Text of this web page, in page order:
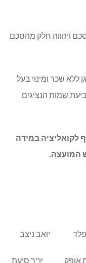
ויהווה חלק מהסכם
שכר ומינוי בעל
נציגי 3 הסיעות .קביעת שמות הנציגים
לקואליציה במידה
המועצה.
יואב ניצב
יו"ר סיעת